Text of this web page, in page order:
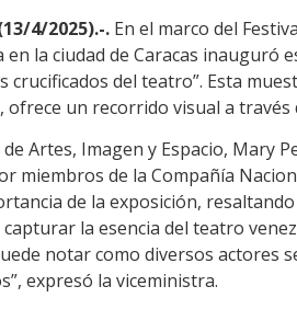
4/2025).-. En el marco del
en la ciudad de Caracas inauguró
crucificados del teatro”. Esta
ofrece un recorrido visual a
Artes, Imagen y Espacio, Mary
miembros de la Compañía
de la exposición,
la esencia del teatro
notar como diversos actores
expresó la viceministra.